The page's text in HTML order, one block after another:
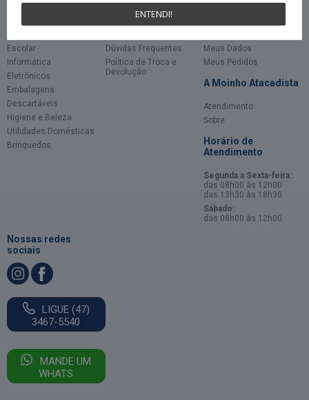
ENTENDI!
Escolar
Informática
Eletrônicos
Embalagens
Descartáveis
Higiene e Beleza
Utilidades Domésticas
Brinquedos
Dúvidas Frequentes
Política de Troca e
Devolução
Meus Dados
Meus Pedidos
A Moinho Atacadista
Atendimento
Sobre
Horário de
Atendimento
Segunda a Sexta-feira:
das 08h00 às 12h00
das 13h30 às 18h30
Sábado:
das 08h00 às 12h00
Nossas redes
sociais
LIGUE (47)
3467-5540
MANDE UM
WHATS